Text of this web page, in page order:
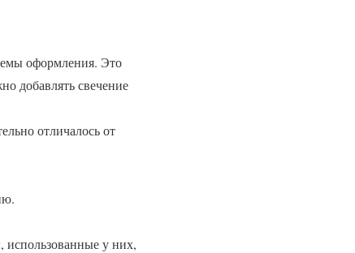
оформления. Это
добавлять свечение
отличалось от
у них,